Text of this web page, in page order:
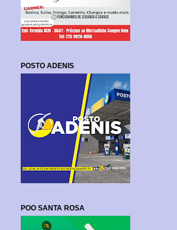
POSTO ADENIS
POO SANTA ROSA